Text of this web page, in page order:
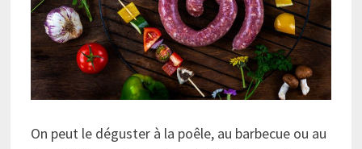
On peut le déguster à la poêle, au barbecue ou au